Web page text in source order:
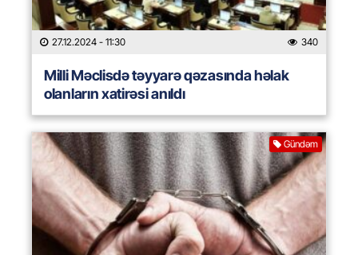
27.12.2024 - 11:30 340
Milli Məclisdə təyyarə qəzasında həlak
olanların xatirəsi anıldı
Gündəm